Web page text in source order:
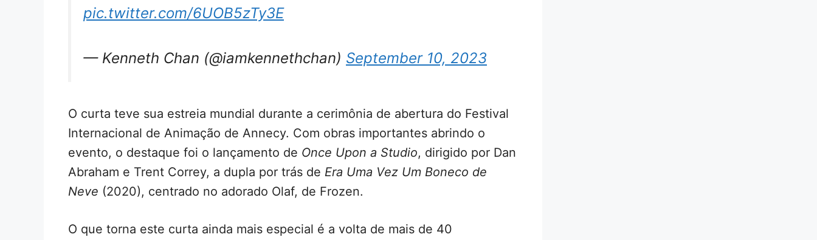
pic.twitter.com/6UOB5zTy3E
— Kenneth Chan (@iamkennethchan) September 10, 2023
O curta teve sua estreia mundial durante a cerimônia de abertura do Festival
Internacional de Animação de Annecy. Com obras importantes abrindo o
evento, o destaque foi o lançamento de Once Upon a Studio, dirigido por Dan
Abraham e Trent Correy, a dupla por trás de Era Uma Vez Um Boneco de
Neve (2020), centrado no adorado Olaf, de Frozen.
O que torna este curta ainda mais especial é a volta de mais de 40